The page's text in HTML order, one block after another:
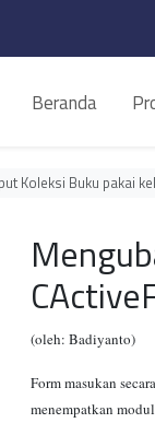
Beranda
Koleksi Buku pakai
(oleh: Badiyanto)
Form masukan
menempatkan